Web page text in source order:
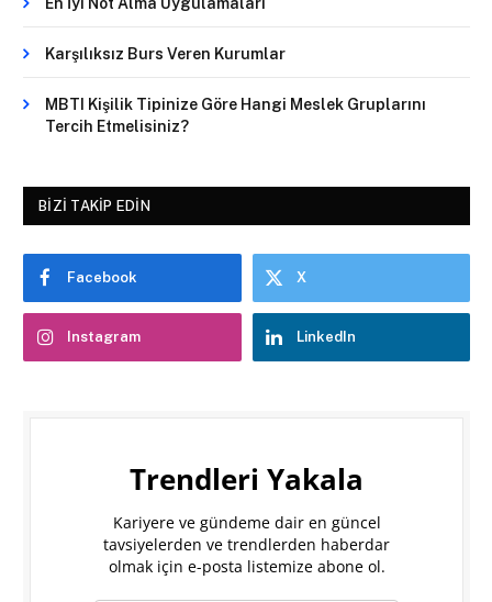
Karşılıksız Burs Veren Kurumlar
MBTI Kişilik Tipinize Göre Hangi Meslek Gruplarını
Tercih Etmelisiniz?
BIZI TAKIP EDIN
Facebook X
Instagram LinkedIn
Trendleri Yakala
Kariyere ve gündeme dair en güncel
tavsiyelerden ve trendlerden haberdar
olmak için e-posta listemize abone ol.